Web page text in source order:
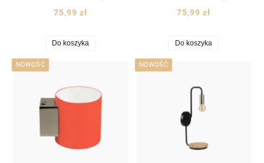
75,99 zł
Do koszyka
75,99 zł
Do koszyka
NOWOŚĆ NOWOŚĆ